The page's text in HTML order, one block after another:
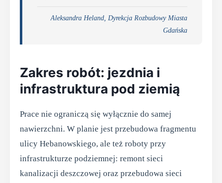
Aleksandra Heland, Dyrekcja Rozbudowy Miasta
Gdańska
Zakres robót: jezdnia i
infrastruktura pod ziemią
Prace nie ograniczą się wyłącznie do samej
nawierzchni. W planie jest przebudowa fragmentu
ulicy Hebanowskiego, ale też roboty przy
infrastrukturze podziemnej: remont sieci
kanalizacji deszczowej oraz przebudowa sieci